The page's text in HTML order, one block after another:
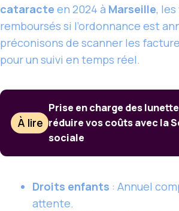
cataracte en 2024 à Marseille,
remboursés si l’ordonnance est
préconisons de scanner les
pour un suivi en temps réel.
À lire
Prise en charge des
réduire vos coûts avec la
sociale
Droits enfants : Annuel
attente.